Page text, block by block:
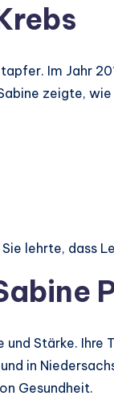
Im Jahr
zeigte,
lehrte, dass
Stärke. Ihre
in
Gesundheit.